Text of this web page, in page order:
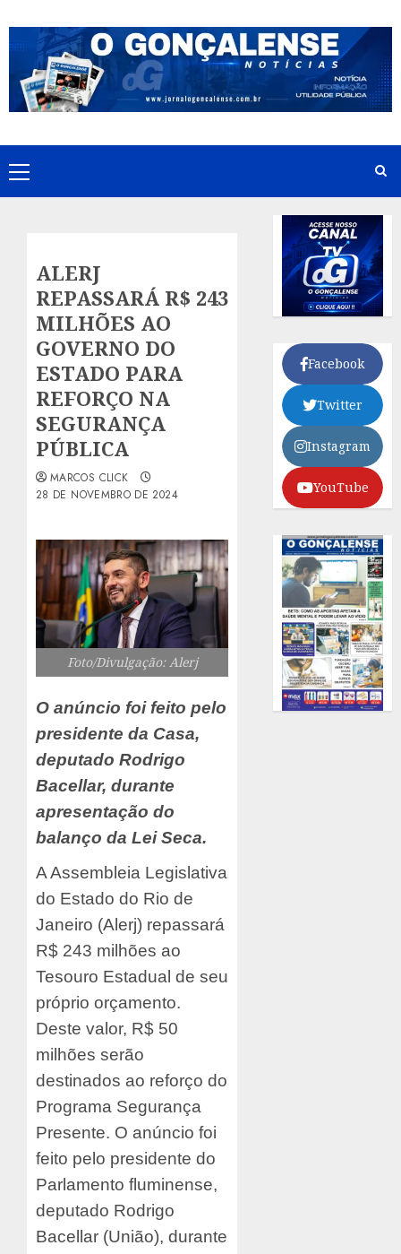
to
content
Primary
Menu
ALERJ
REPASSARÁ R$ 243
MILHÕES AO
GOVERNO DO
ESTADO PARA
REFORÇO NA
SEGURANÇA
PÚBLICA
MARCOS CLICK
28 DE NOVEMBRO DE 2024
Foto/Divulgação: Alerj
O anúncio foi feito pelo
presidente da Casa,
deputado Rodrigo
Bacellar, durante
apresentação do
balanço da Lei Seca.
A Assembleia Legislativa
do Estado do Rio de
Janeiro (Alerj) repassará
R$ 243 milhões ao
Tesouro Estadual de seu
próprio orçamento.
Deste valor, R$ 50
milhões serão
destinados ao reforço do
Programa Segurança
Presente. O anúncio foi
feito pelo presidente do
Parlamento fluminense,
deputado Rodrigo
Bacellar (União), durante
Facebook
Twitter
Instagram
YouTube